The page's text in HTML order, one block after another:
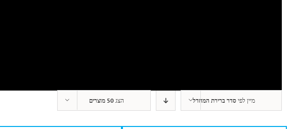
מיין לפי סדר ברירת המחדל הצג 50 מוצרים